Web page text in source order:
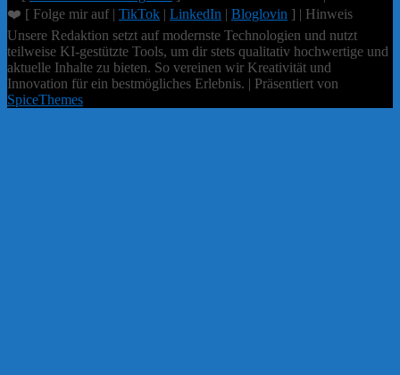
❤️ [ Folge mir auf | TikTok | LinkedIn | Bloglovin ] | Hinweis
Unsere Redaktion setzt auf modernste Technologien und nutzt
teilweise KI-gestützte Tools, um dir stets qualitativ hochwertige und
aktuelle Inhalte zu bieten. So vereinen wir Kreativität und
Innovation für ein bestmögliches Erlebnis. | Präsentiert von
SpiceThemes